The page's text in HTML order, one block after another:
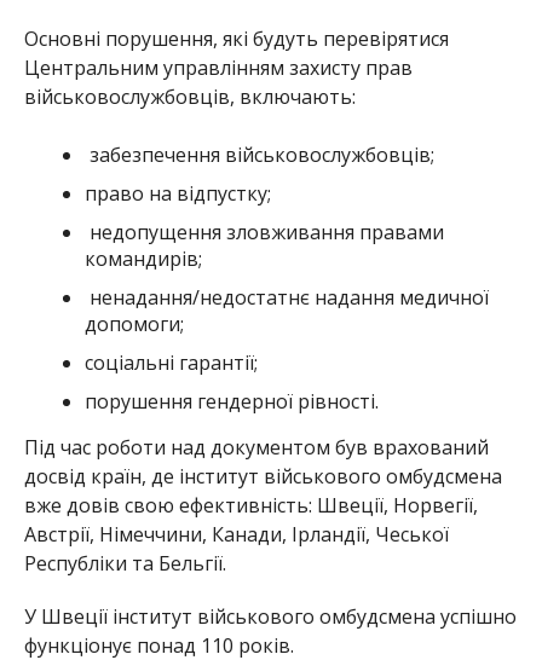
Основні порушення, які будуть перевірятися
Центральним управлінням захисту прав
військовослужбовців, включають:
забезпечення військовослужбовців;
право на відпустку;
недопущення зловживання правами
командирів;
ненадання/недостатнє надання медичної
допомоги;
соціальні гарантії;
порушення гендерної рівності.
Під час роботи над документом був врахований
досвід країн, де інститут військового омбудсмена
вже довів свою ефективність: Швеції, Норвегії,
Австрії, Німеччини, Канади, Ірландії, Чеської
Республіки та Бельгії.
У Швеції інститут військового омбудсмена успішно
функціонує понад 110 років.